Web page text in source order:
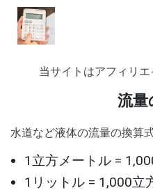
当サイトはアフィリ
流量
水道など液体の流量の換算式
1立方メートル =
1リットル = 1,000立